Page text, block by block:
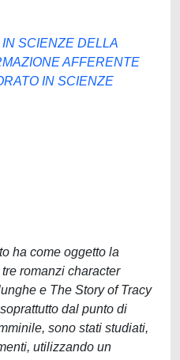
SCIENZE DELLA
AFFERENTE
IN SCIENZE
ha come oggetto la
romanzi character
e The Story of Tracy
dal punto di
sono stati studiati,
utilizzando un